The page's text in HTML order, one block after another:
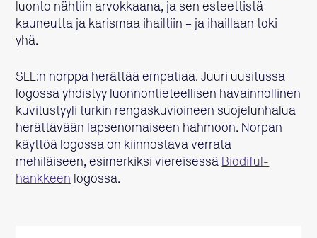
luonto nähtiin arvokkaana, ja sen esteettistä
kauneutta ja karismaa ihailtiin – ja ihaillaan toki
yhä.
SLL:n norppa herättää empatiaa. Juuri uusitussa
logossa yhdistyy luonnontieteellisen havainnollinen
kuvitustyyli turkin rengaskuvioineen suojelunhalua
herättävään lapsenomaiseen hahmoon. Norpan
käyttöä logossa on kiinnostava verrata
mehiläiseen, esimerkiksi viereisessä Biodiful-
hankkeen logossa.